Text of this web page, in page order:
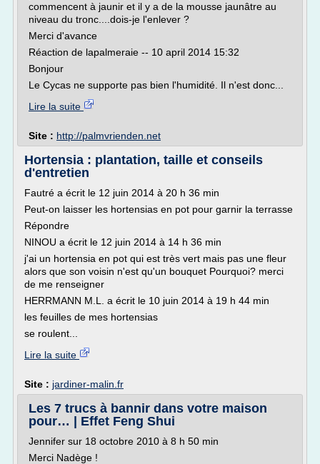
commencent à jaunir et il y a de la mousse jaunâtre au
niveau du tronc....dois-je l'enlever ?
Merci d'avance
Réaction de lapalmeraie -- 10 april 2014 15:32
Bonjour
Le Cycas ne supporte pas bien l'humidité. Il n'est donc...
Lire la suite
Site : http://palmvrienden.net
Hortensia : plantation, taille et conseils
d'entretien
Fautré a écrit le 12 juin 2014 à 20 h 36 min
Peut-on laisser les hortensias en pot pour garnir la terrasse
Répondre
NINOU a écrit le 12 juin 2014 à 14 h 36 min
j'ai un hortensia en pot qui est très vert mais pas une fleur
alors que son voisin n'est qu'un bouquet Pourquoi? merci
de me renseigner
HERRMANN M.L. a écrit le 10 juin 2014 à 19 h 44 min
les feuilles de mes hortensias
se roulent...
Lire la suite
Site : jardiner-malin.fr
Les 7 trucs à bannir dans votre maison
pour… | Effet Feng Shui
Jennifer sur 18 octobre 2010 à 8 h 50 min
Merci Nadège !